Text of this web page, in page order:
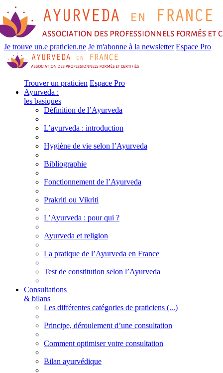
Je trouve un.e praticien.ne Je m'abonne à la newsletter Espace Pro
Trouver un praticien Espace Pro
Ayurveda :
les basiques
Définition de l’Ayurveda
L’ayurveda : introduction
Hygiène de vie selon l’Ayurveda
Bibliographie
Fonctionnement de l’Ayurveda
Prakriti ou Vikriti
L’Ayurveda : pour qui ?
Ayurveda et religion
La pratique de l’Ayurveda en France
Test de constitution selon l’Ayurveda
Consultations
& bilans
Les différentes catégories de praticiens (...)
Principe, déroulement d’une consultation
Comment optimiser votre consultation
Bilan ayurvédique